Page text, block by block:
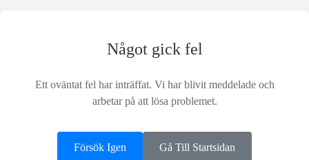
Något gick fel
Ett oväntat fel har inträffat. Vi har blivit meddelade och
arbetar på att lösa problemet.
Försök Igen Gå Till Startsidan